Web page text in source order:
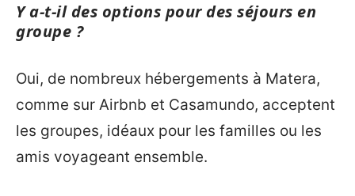
Y a-t-il des options pour des séjours en
groupe ?
Oui, de nombreux hébergements à Matera,
comme sur Airbnb et Casamundo, acceptent
les groupes, idéaux pour les familles ou les
amis voyageant ensemble.